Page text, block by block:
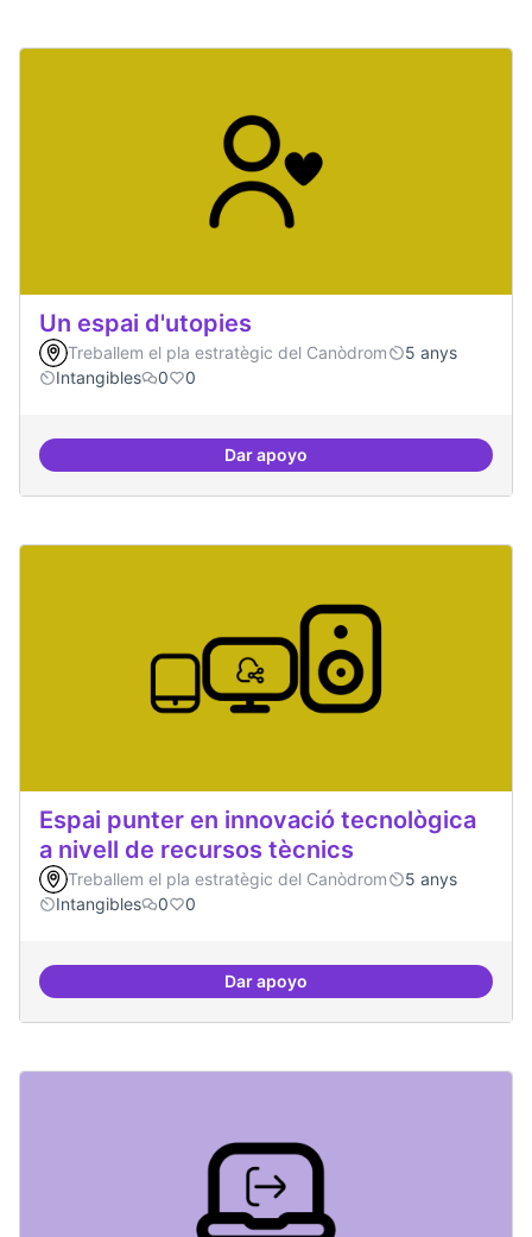
Un espai d'utopies
Treballem el pla estratègic del Canòdrom
5 anys
Intangibles
0 0
Dar apoyoUn espai d'utopies
Espai punter en innovació tecnològica
a nivell de recursos tècnics
Treballem el pla estratègic del Canòdrom
5 anys
Intangibles
0 0
Dar apoyoEspai punter en innovació